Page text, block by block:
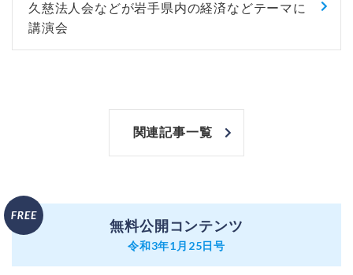
久慈法人会などが岩手県内の経済などテーマに
講演会
関連記事一覧
無料公開コンテンツ
令和3年1月25日号